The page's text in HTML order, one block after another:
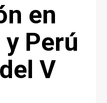
en
Perú
V